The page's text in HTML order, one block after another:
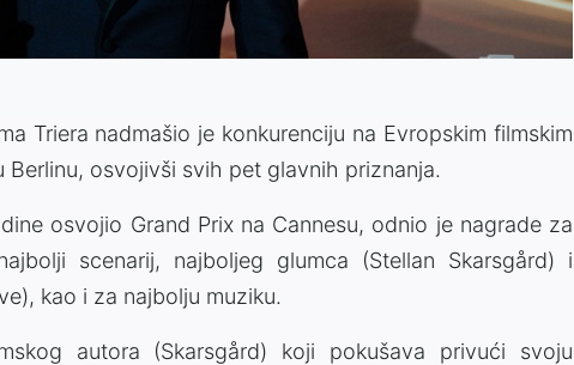
Triera nadmašio je konkurenciju na Evropskim filmskim
Berlinu, osvojivši svih pet glavnih priznanja.
osvojio Grand Prix na Cannesu, odnio je nagrade za
scenarij, najboljeg glumca (Stellan Skarsgård) i
kao i za najbolju muziku.
autora (Skarsgård) koji pokušava privući svoju